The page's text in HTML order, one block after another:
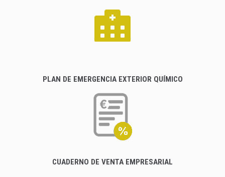
PLAN DE EMERGENCIA EXTERIOR QUÍMICO
CUADERNO DE VENTA EMPRESARIAL